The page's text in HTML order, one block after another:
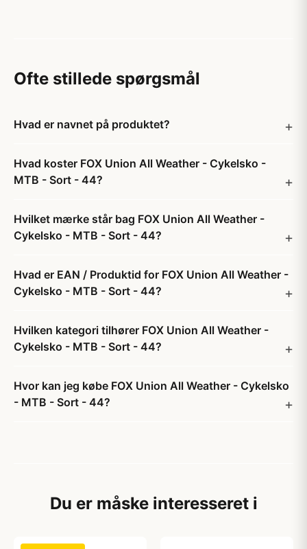
Ofte stillede spørgsmål
Hvad er navnet på produktet?
Hvad koster FOX Union All Weather - Cykelsko -
MTB - Sort - 44?
Hvilket mærke står bag FOX Union All Weather -
Cykelsko - MTB - Sort - 44?
Hvad er EAN / Produktid for FOX Union All Weather -
Cykelsko - MTB - Sort - 44?
Hvilken kategori tilhører FOX Union All Weather -
Cykelsko - MTB - Sort - 44?
Hvor kan jeg købe FOX Union All Weather - Cykelsko
- MTB - Sort - 44?
Du er måske interesseret i